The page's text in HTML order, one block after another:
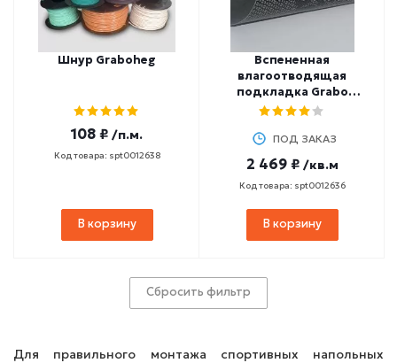
Шнур Graboheg
108 ₽ /п.м.
Код товара: spt0012638
В корзину
Вспененная
влагоотводящая
подкладка Grabo
Vaporex
ПОД ЗАКАЗ
2 469 ₽ /кв.м
Код товара: spt0012636
В корзину
Сбросить фильтр
Для правильного монтажа спортивных напольных